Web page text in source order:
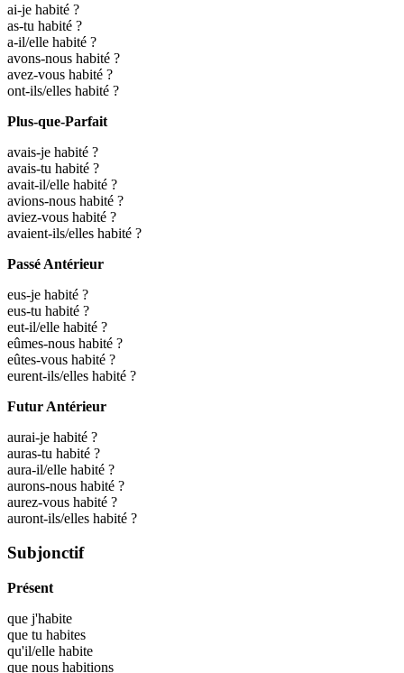
ai-je habité ?
as-tu habité ?
a-il/elle habité ?
avons-nous habité ?
avez-vous habité ?
ont-ils/elles habité ?
Plus-que-Parfait
avais-je habité ?
avais-tu habité ?
avait-il/elle habité ?
avions-nous habité ?
aviez-vous habité ?
avaient-ils/elles habité ?
Passé Antérieur
eus-je habité ?
eus-tu habité ?
eut-il/elle habité ?
eûmes-nous habité ?
eûtes-vous habité ?
eurent-ils/elles habité ?
Futur Antérieur
aurai-je habité ?
auras-tu habité ?
aura-il/elle habité ?
aurons-nous habité ?
aurez-vous habité ?
auront-ils/elles habité ?
Subjonctif
Présent
que j'habite
que tu habites
qu'il/elle habite
que nous habitions